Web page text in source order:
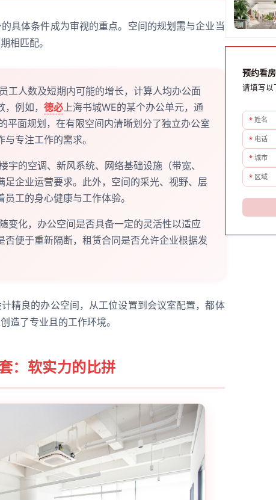
具体条件成为审视的重点。空间的规划需与企业当
相匹配。
工人数及短期内可能的增长，计算人均办公面
例如， 德必 上海书城WE的某个办公单元，通
平面规划，在有限空间内清晰划分了独立办公室
专注工作的需求。
宇的空调、新风系统、网络基础设施（带宽、
足企业运营要求。此外，空间的采光、视野、层
工的身心健康与工作体验。
变化，办公空间是否具备一定的灵活性以适应
否便于重新隔断，租赁合同是否允许企业根据发
精良的办公空间，从工位设置到会议室配置，都体
造了专业且的工作环境。
：软实力的比拼
预约看房
请填写以
* 姓名
* 电话
* 城市
* 区域